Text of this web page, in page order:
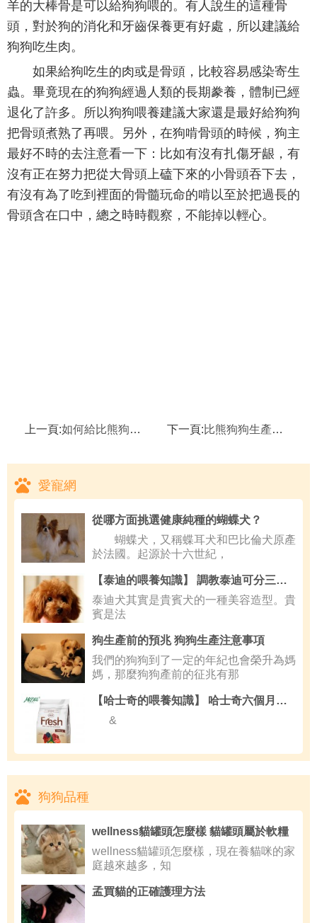
羊的大棒骨是可以給狗狗喂的。有人說生的這種骨
頭，對於狗的消化和牙齒保養更有好處，所以建議給
狗狗吃生肉。
如果給狗吃生的肉或是骨頭，比較容易感染寄生
蟲。畢竟現在的狗狗經過人類的長期豢養，體制已經
退化了許多。所以狗狗喂養建議大家還是最好給狗狗
把骨頭煮熟了再喂。另外，在狗啃骨頭的時候，狗主
最好不時的去注意看一下：比如有沒有扎傷牙龈，有
沒有正在努力把從大骨頭上磕下來的小骨頭吞下去，
有沒有為了吃到裡面的骨髓玩命的啃以至於把過長的
骨頭含在口中，總之時時觀察，不能掉以輕心。
上一頁:如何給比熊狗狗選擇優質的干狗糧 下一頁:比熊狗狗生產後吃什麼比較好
愛寵網
從哪方面挑選健康純種的蝴蝶犬？
蝴蝶犬，又稱蝶耳犬和巴比倫犬原產
於法國。起源於十六世紀，
【泰迪的喂養知識】 調教泰迪可分三大階段
泰迪犬其實是貴賓犬的一種美容造型。貴
賓是法
狗生產前的預兆 狗狗生產注意事項
我們的狗狗到了一定的年紀也會榮升為媽
媽，那麼狗狗產前的征兆有那
【哈士奇的喂養知識】 哈士奇六個月可以吃成犬狗糧嗎
&
狗狗品種
wellness貓罐頭怎麼樣 貓罐頭屬於軟糧
wellness貓罐頭怎麼樣，現在養貓咪的家
庭越來越多，知
孟買貓的正確護理方法